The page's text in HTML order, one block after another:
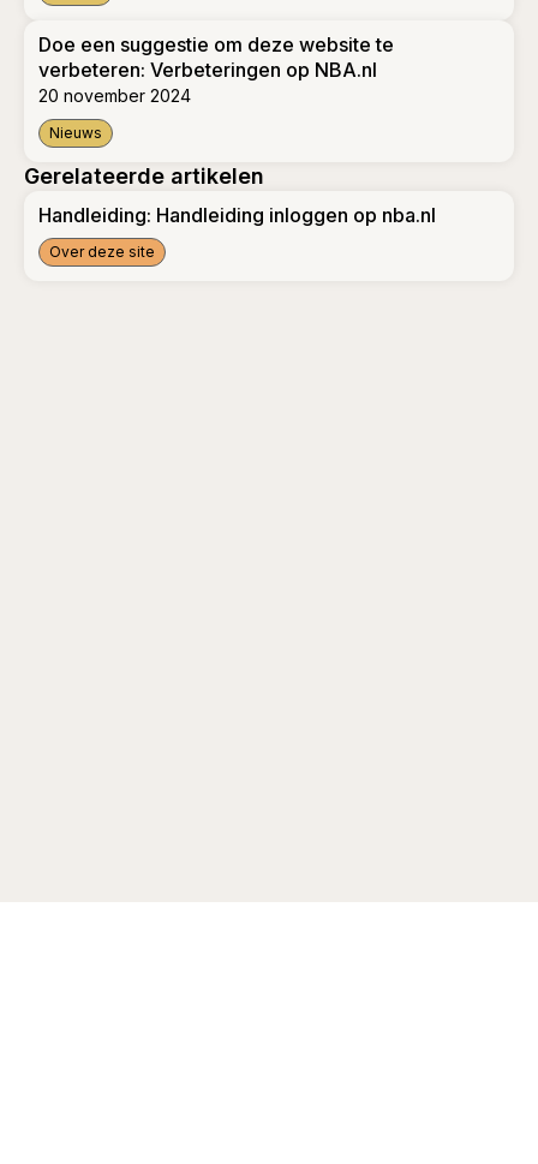
Doe een suggestie om deze website te
verbeteren: Verbeteringen op NBA.nl
20 november 2024
Nieuws
Gerelateerde artikelen
Handleiding: Handleiding inloggen op nba.nl
Over deze site